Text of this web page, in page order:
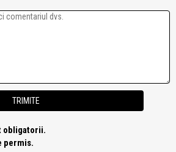
obligatorii.
permis.